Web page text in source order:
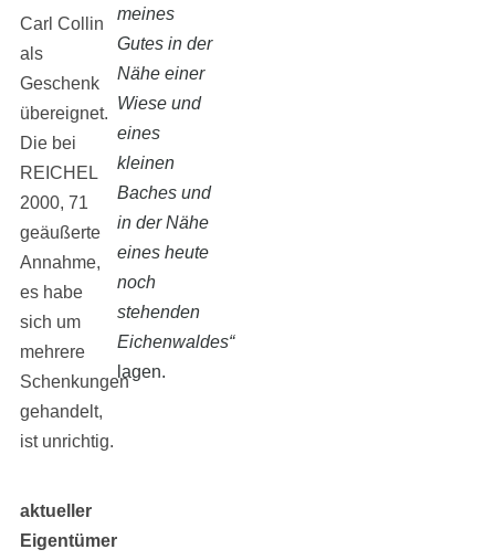
Carl Collin
als
Geschenk
übereignet.
Die bei
REICHEL
2000, 71
geäußerte
Annahme,
es habe
sich um
mehrere
Schenkungen
gehandelt,
ist unrichtig.
aktueller
Eigentümer
meines
Gutes in der
Nähe einer
Wiese und
eines
kleinen
Baches und
in der Nähe
eines heute
noch
stehenden
Eichenwaldes“
lagen.